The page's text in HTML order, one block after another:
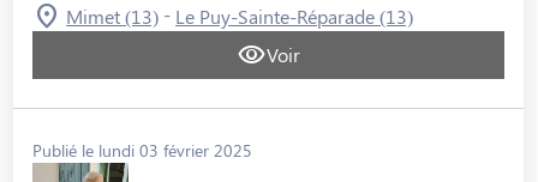
Mimet (13) - Le Puy-Sainte-Réparade (13)
Voir
Publié le lundi 03 février 2025